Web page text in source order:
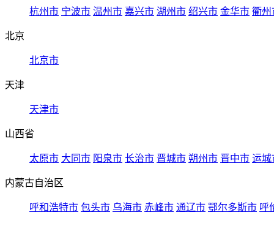
杭州市 宁波市 温州市 嘉兴市 湖州市 绍兴市 金华市 衢州
北京
北京市
天津
天津市
山西省
太原市 大同市 阳泉市 长治市 晋城市 朔州市 晋中市 运城
内蒙古自治区
呼和浩特市 包头市 乌海市 赤峰市 通辽市 鄂尔多斯市 呼